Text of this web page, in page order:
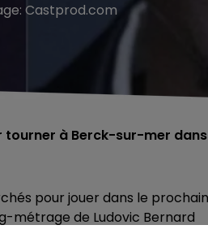
Castprod.com
tourner à Berck-sur-mer dans
pour jouer dans le prochain
métrage de Ludovic Bernard